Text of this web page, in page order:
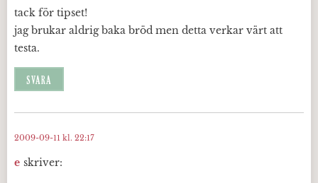
tack för tipset!
jag brukar aldrig baka bröd men detta verkar värt att
testa.
SVARA
e skriver:
2009-09-11 kl. 22:17